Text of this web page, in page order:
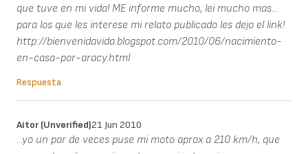
que tuve en mi vida! ME informe mucho, lei mucho mas...
para los que les interese mi relato publicado les dejo el link!
http://bienvenidavida.blogspot.com/2010/06/nacimiento-
en-casa-por-aracy.html
Respuesta
Aitor (unverified)21 Jun 2010
...yo un par de veces puse mi moto aprox a 210 km/h, que